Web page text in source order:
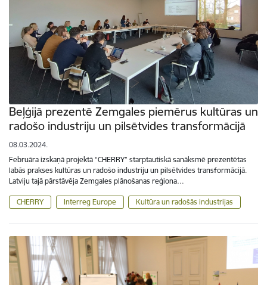
Beļģijā prezentē Zemgales piemērus kultūras un
radošo industriju un pilsētvides transformācijā
08.03.2024.
Februāra izskaņā projektā “CHERRY” starptautiskā sanāksmē prezentētas
labās prakses kultūras un radošo industriju un pilsētvides transformācijā.
Latviju tajā pārstāvēja Zemgales plānošanas reģiona…
CHERRY Interreg Europe Kultūra un radošās industrijas